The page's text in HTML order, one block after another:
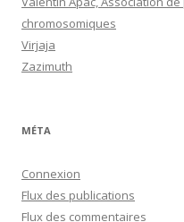
chromosomiques
Virjaja
Zazimuth
MÉTA
Connexion
Flux des publications
Flux des commentaires